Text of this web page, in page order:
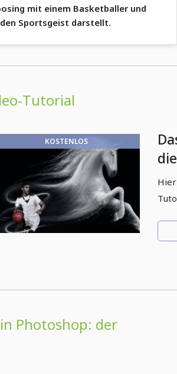
mit einem Basketballer und
Sportsgeist darstellt.
Tutorial
KOSTENLOS
Photoshop: der